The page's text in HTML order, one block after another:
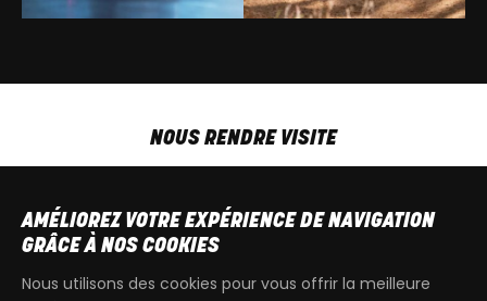
NOUS RENDRE VISITE
SAM9h00 - 13h30
T+32 64 700 970
AMÉLIOREZ VOTRE EXPÉRIENCE DE NAVIGATION
GRÂCE À NOS COOKIES
Nous utilisons des cookies pour vous offrir la meilleure